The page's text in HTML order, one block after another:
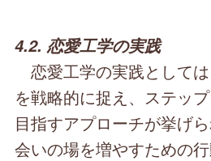
4.2. 恋愛工学の実践
恋愛工学の実践として
を戦略的に捉え、ステッ
目指すアプローチが挙げ
会いの場を増やすための